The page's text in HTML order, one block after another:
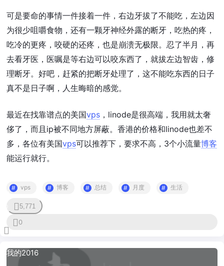
可是要命的事情一件接着一件，右边牙拔了不能吃，左边因
为很少咀嚼食物，还有一颗牙神经外露的断牙，吃热的疼，
吃冷的更疼，咬硬的还疼，也是崩溃无极限。忍了半月，再
去看牙医，医嘱是等右边可以咬东西了，就拔左边智齿，修
理断牙。好吧，赶紧的把断牙处理了，这不能吃东西的日子
真不是日子啊，人生晦暗的感觉。
最近在找靠谱点的美国vps ，linode是很高端，我用就太奢
侈了，而且ip被不同地方屏蔽。香港的价格和linode也差不
多，各位有美国vps可以推荐下，要求不高，3个小流量博客
能运行就行。
vps 博客 总结 月度 生活
5,771
0
我的2016